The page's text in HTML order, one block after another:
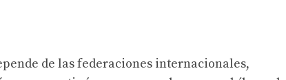
de las federaciones internacionales,